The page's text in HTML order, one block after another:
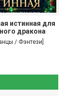
истинная для
дракона
/ Фэнтези]